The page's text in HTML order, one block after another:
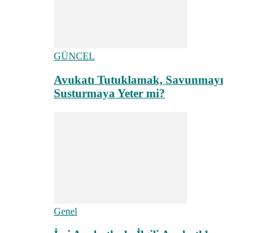
GÜNCEL
Avukatı Tutuklamak, Savunmayı
Susturmaya Yeter mi?
Genel